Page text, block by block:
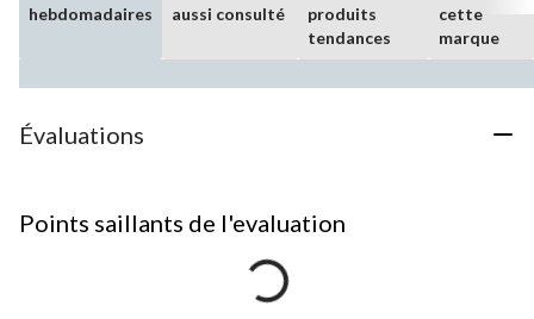
hebdomadaires
aussi consulté
produits
tendances
cette
marque
Évaluations
Points saillants de l'evaluation